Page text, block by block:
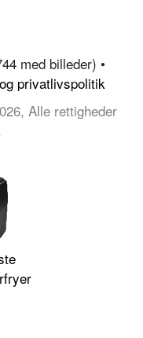
med billeder) •
privatlivspolitik
Alle rettigheder